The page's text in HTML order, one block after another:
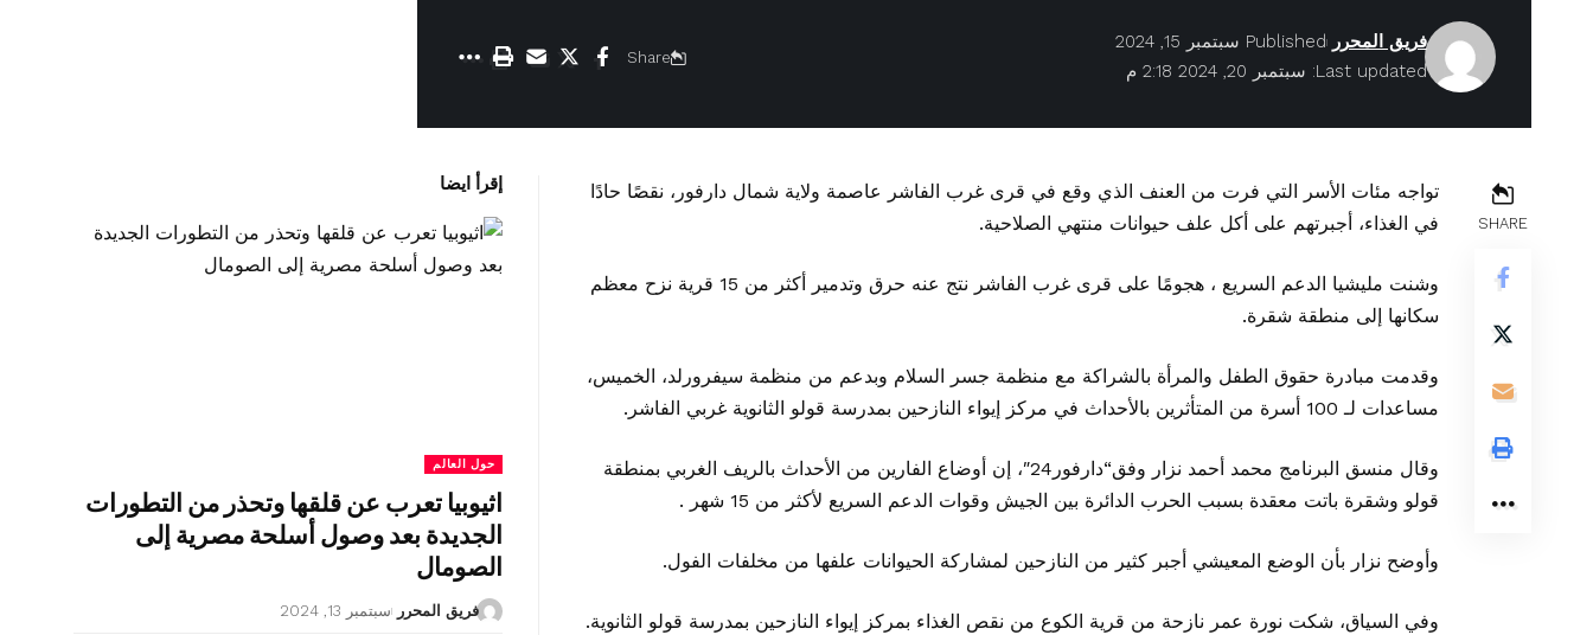
Last updated: سبتمبر 20, 2024 2:18 م
فريق المحرر Published سبتمبر 15, 2024
Share
SHARE
تواجه مئات الأسر التي فرت من العنف الذي وقع في قرى غرب الفاشر عاصمة ولاية شمال دارفور، نقصًا حادًا
في الغذاء، أجبرتهم على أكل علف حيوانات منتهي الصلاحية.
وشنت مليشيا الدعم السريع ، هجومًا على قرى غرب الفاشر نتج عنه حرق وتدمير أكثر من 15 قرية نزح معظم
سكانها إلى منطقة شقرة.
وقدمت مبادرة حقوق الطفل والمرأة بالشراكة مع منظمة جسر السلام وبدعم من منظمة سيفرورلد، الخميس،
مساعدات لـ 100 أسرة من المتأثرين بالأحداث في مركز إيواء النازحين بمدرسة قولو الثانوية غربي الفاشر.
وقال منسق البرنامج محمد أحمد نزار وفق“دارفور24″، إن أوضاع الفارين من الأحداث بالريف الغربي بمنطقة
قولو وشقرة باتت معقدة بسبب الحرب الدائرة بين الجيش وقوات الدعم السريع لأكثر من 15 شهر .
وأوضح نزار بأن الوضع المعيشي أجبر كثير من النازحين لمشاركة الحيوانات علفها من مخلفات الفول.
وفي السياق، شكت نورة عمر نازحة من قرية الكوع من نقص الغذاء بمركز إيواء النازحين بمدرسة قولو الثانوية.
إقرأ ايضا
حول العالم
اثيوبيا تعرب عن قلقها وتحذر من التطورات
الجديدة بعد وصول أسلحة مصرية إلى
الصومال
فريق المحرر سبتمبر 13, 2024